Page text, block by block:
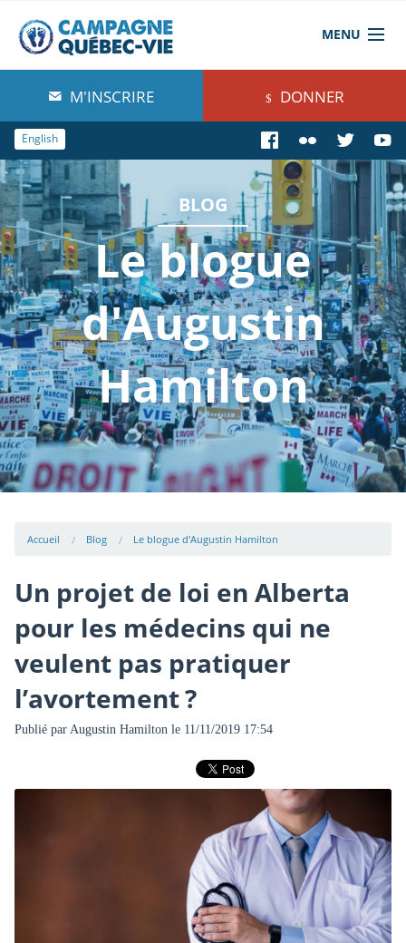
MENU
À propos de nous
Blog
Comprendre
Agir
Boutique
M'INSCRIRE DONNER
English
BLOG
Le blogue
d'Augustin
Hamilton
Accueil Blog Le blogue d'Augustin Hamilton
Un projet de loi en Alberta
pour les médecins qui ne
veulent pas pratiquer
l’avortement ?
Publié par Augustin Hamiltonle 11/11/2019 17:54